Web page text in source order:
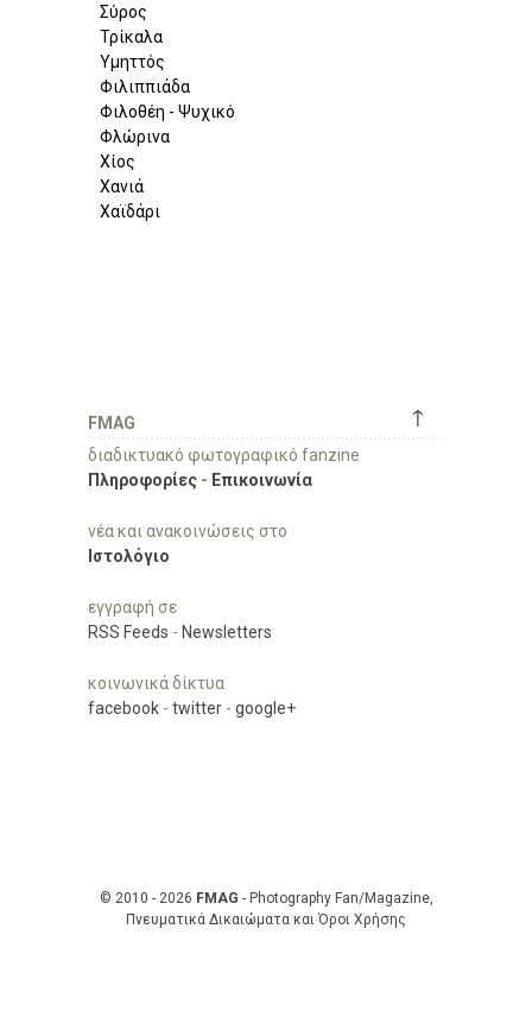
Σύρος
Τρίκαλα
Υμηττός
Φιλιππιάδα
Φιλοθέη - Ψυχικό
Φλώρινα
Χίος
Χανιά
Χαϊδάρι
↑
FMAG
διαδικτυακό φωτογραφικό fanzine
Πληροφορίες - Επικοινωνία
νέα και ανακοινώσεις στο
Ιστολόγιο
εγγραφή σε
RSS Feeds - Newsletters
κοινωνικά δίκτυα
facebook - twitter - google+
© 2010 - 2026 FMAG - Photography Fan/Magazine,
Πνευματικά Δικαιώματα και Όροι Χρήσης